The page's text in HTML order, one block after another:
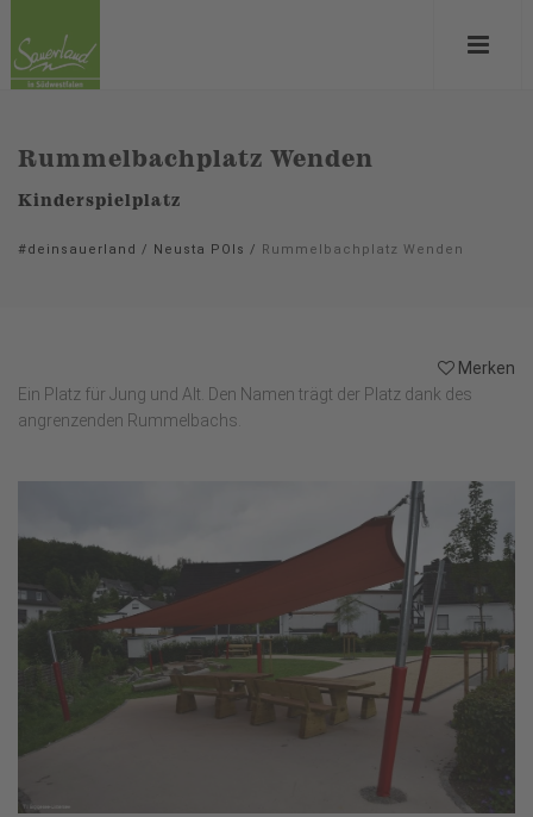
Rummelbachplatz Wenden
Kinderspielplatz
#deinsauerland / Neusta POIs / Rummelbachplatz Wenden
Merken
Ein Platz für Jung und Alt. Den Namen trägt der Platz dank des
angrenzenden Rummelbachs.